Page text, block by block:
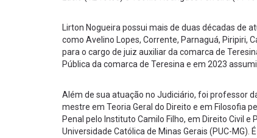
Lirton Nogueira possui mais de duas décadas de
como Avelino Lopes, Corrente, Parnaguá, Piripiri,
para o cargo de juiz auxiliar da comarca de
Pública da comarca de Teresina e em 2023
Além de sua atuação no Judiciário, foi professor
mestre em Teoria Geral do Direito e em Filosofia
Penal pelo Instituto Camilo Filho, em Direito Civil
Universidade Católica de Minas Gerais (PUC-MG).